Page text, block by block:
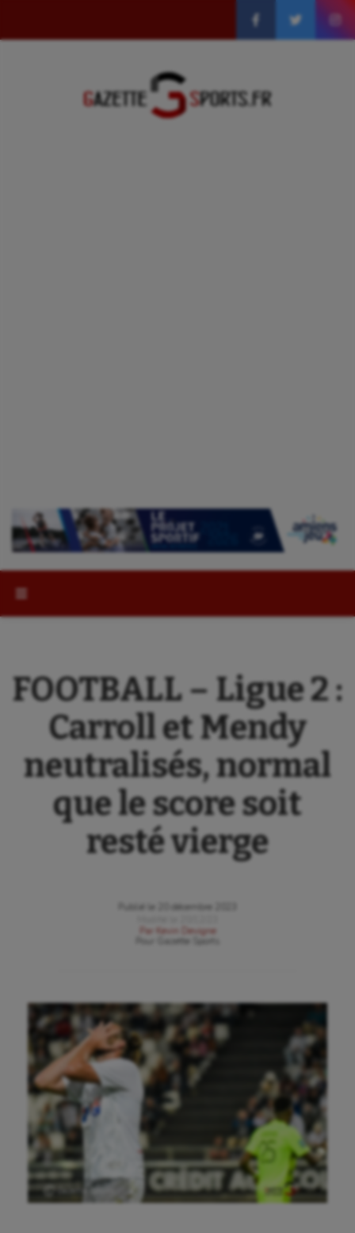
FOOTBALL – Ligue 2 :
Carroll et Mendy
neutralisés, normal
que le score soit
resté vierge
Publié le
20 décembre 2023
Par
Kevin Devigne
Gazette Sports
Ⓒ Gazette Sports